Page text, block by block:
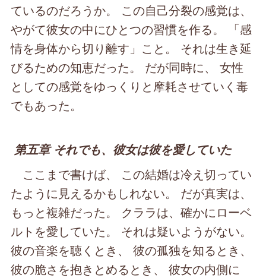
ているのだろうか。 この自己分裂の感覚は、
やがて彼女の中にひとつの習慣を作る。 「感
情を身体から切り離す」こと。 それは生き延
びるための知恵だった。 だが同時に、 女性
としての感覚をゆっくりと摩耗させていく毒
でもあった。
第五章 それでも、彼女は彼を愛していた
ここまで書けば、 この結婚は冷え切ってい
たように見えるかもしれない。 だが真実は、
もっと複雑だった。 クララは、確かにローベ
ルトを愛していた。 それは疑いようがない。
彼の音楽を聴くとき、 彼の孤独を知るとき、
彼の脆さを抱きとめるとき、 彼女の内側に